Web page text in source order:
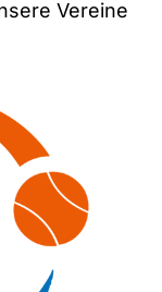
Vereine